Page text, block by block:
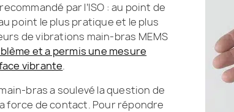
par l’ISO : au point de
point le plus pratique et le plus
de vibrations main-bras MEMS
et a permis une mesure
vibrante.
bras a soulevé la question de
force de contact. Pour répondre